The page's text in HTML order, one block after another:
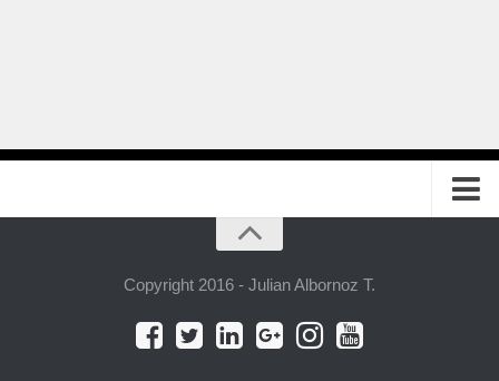
Consultoría Grupal en Estrategia Empresarial
Copyright 2016 - Julian Albornoz T.